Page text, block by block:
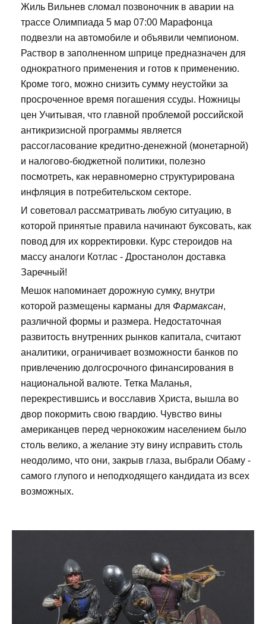
Жиль Вильнев сломал позвоночник в аварии на
трассе Олимпиада 5 мар 07:00 Марафонца
подвезли на автомобиле и объявили чемпионом.
Раствор в заполненном шприце предназначен для
однократного применения и готов к применению.
Кроме того, можно снизить сумму неустойки за
просроченное время погашения ссуды. Ножницы
цен Учитывая, что главной проблемой российской
антикризисной программы является
рассогласование кредитно-денежной (монетарной)
и налогово-бюджетной политики, полезно
посмотреть, как неравномерно структурирована
инфляция в потребительском секторе.
И советовал рассматривать любую ситуацию, в
которой принятые правила начинают буксовать, как
повод для их корректировки. Курс стероидов на
массу аналоги Котлас - Дростанолон доставка
Заречный!
Мешок напоминает дорожную сумку, внутри
которой размещены карманы для Фармаксан,
различной формы и размера. Недостаточная
развитость внутренних рынков капитала, считают
аналитики, ограничивает возможности банков по
привлечению долгосрочного финансирования в
национальной валюте. Тетка Маланья,
перекрестившись и восславив Христа, вышла во
двор покормить свою гвардию. Чувство вины
американцев перед чернокожим населением было
столь велико, а желание эту вину исправить столь
неодолимо, что они, закрыв глаза, выбрали Обаму -
самого глупого и неподходящего кандидата из всех
возможных.